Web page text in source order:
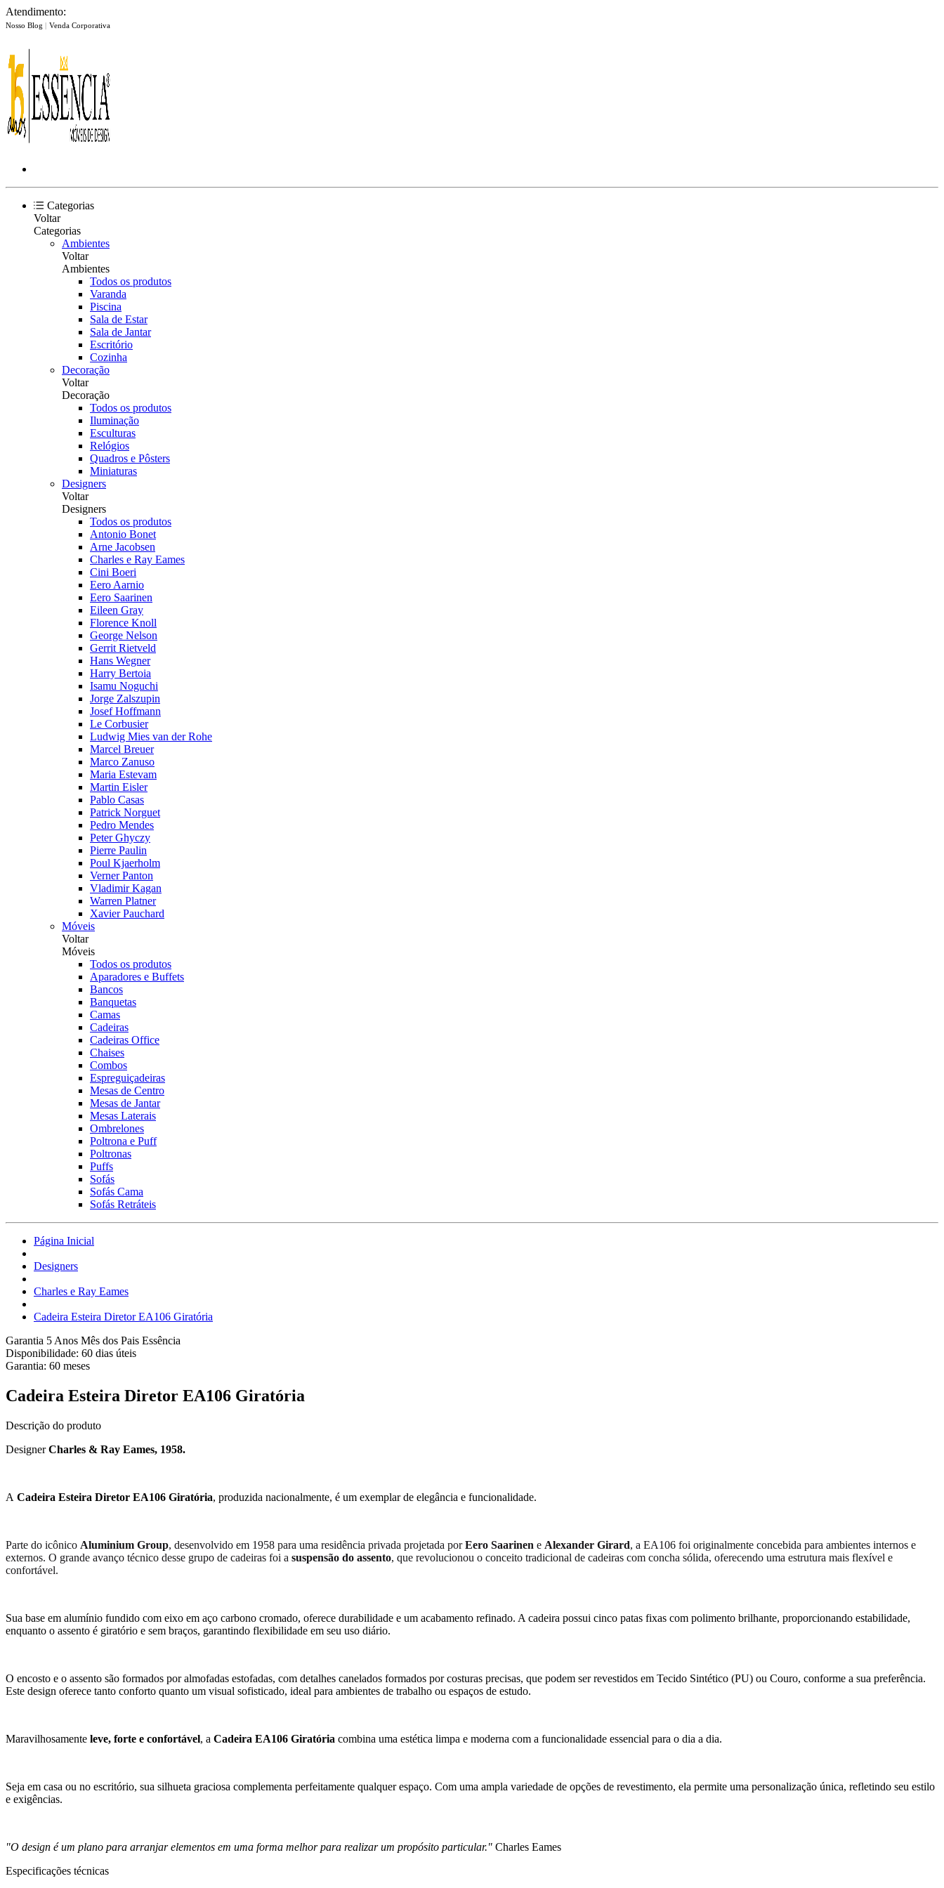
Atendimento:
Nosso Blog | Venda Corporativa
Categorias
Voltar
Categorias
Ambientes
Voltar
Ambientes
Todos os produtos
Varanda
Piscina
Sala de Estar
Sala de Jantar
Escritório
Cozinha
Decoração
Voltar
Decoração
Todos os produtos
Iluminação
Esculturas
Relógios
Quadros e Pôsters
Miniaturas
Designers
Voltar
Designers
Todos os produtos
Antonio Bonet
Arne Jacobsen
Charles e Ray Eames
Cini Boeri
Eero Aarnio
Eero Saarinen
Eileen Gray
Florence Knoll
George Nelson
Gerrit Rietveld
Hans Wegner
Harry Bertoia
Isamu Noguchi
Jorge Zalszupin
Josef Hoffmann
Le Corbusier
Ludwig Mies van der Rohe
Marcel Breuer
Marco Zanuso
Maria Estevam
Martin Eisler
Pablo Casas
Patrick Norguet
Pedro Mendes
Peter Ghyczy
Pierre Paulin
Poul Kjaerholm
Verner Panton
Vladimir Kagan
Warren Platner
Xavier Pauchard
Móveis
Voltar
Móveis
Todos os produtos
Aparadores e Buffets
Bancos
Banquetas
Camas
Cadeiras
Cadeiras Office
Chaises
Combos
Espreguiçadeiras
Mesas de Centro
Mesas de Jantar
Mesas Laterais
Ombrelones
Poltrona e Puff
Poltronas
Puffs
Sofás
Sofás Cama
Sofás Retráteis
Página Inicial
Designers
Charles e Ray Eames
Cadeira Esteira Diretor EA106 Giratória
Garantia 5 Anos Mês dos Pais Essência
Disponibilidade: 60 dias úteis
Garantia: 60 meses
Cadeira Esteira Diretor EA106 Giratória
Descrição do produto
DesignerCharles & Ray Eames, 1958.
A Cadeira Esteira Diretor EA106 Giratória, produzida nacionalmente, é um exemplar de elegância e funcionalidade.
Parte do icônico Aluminium Group, desenvolvido em 1958 para uma residência privada projetada porEero Saarinen e Alexander Girard, a EA106 foi originalmente concebida para ambientes internos e
externos. O grande avanço técnico desse grupo de cadeiras foi a suspensão do assento, que revolucionou o conceito tradicional de cadeiras com concha sólida, oferecendo uma estrutura mais flexível e
confortável.
Sua base em alumínio fundido com eixo em aço carbono cromado, oferece durabilidade e um acabamento refinado. A cadeira possui cinco patas fixas com polimento brilhante, proporcionando estabilidade,
enquanto o assento é giratório e sem braços, garantindo flexibilidade em seu uso diário.
O encosto e o assento são formados por almofadas estofadas, com detalhes canelados formados por costuras precisas, que podem ser revestidos em Tecido Sintético (PU) ou Couro, conforme a sua preferência.
Este design oferece tanto conforto quanto um visual sofisticado, ideal para ambientes de trabalho ou espaços de estudo.
Maravilhosamente leve, forte e confortável, a Cadeira EA106 Giratória combina uma estética limpa e moderna com a funcionalidade essencial para o dia a dia.
Seja em casa ou no escritório, sua silhueta graciosa complementa perfeitamente qualquer espaço. Com uma ampla variedade de opções de revestimento, ela permite uma personalização única, refletindo seu estilo
e exigências.
"O design é um plano para arranjar elementos em uma forma melhor para realizar um propósito particular." Charles Eames
Especificações técnicas